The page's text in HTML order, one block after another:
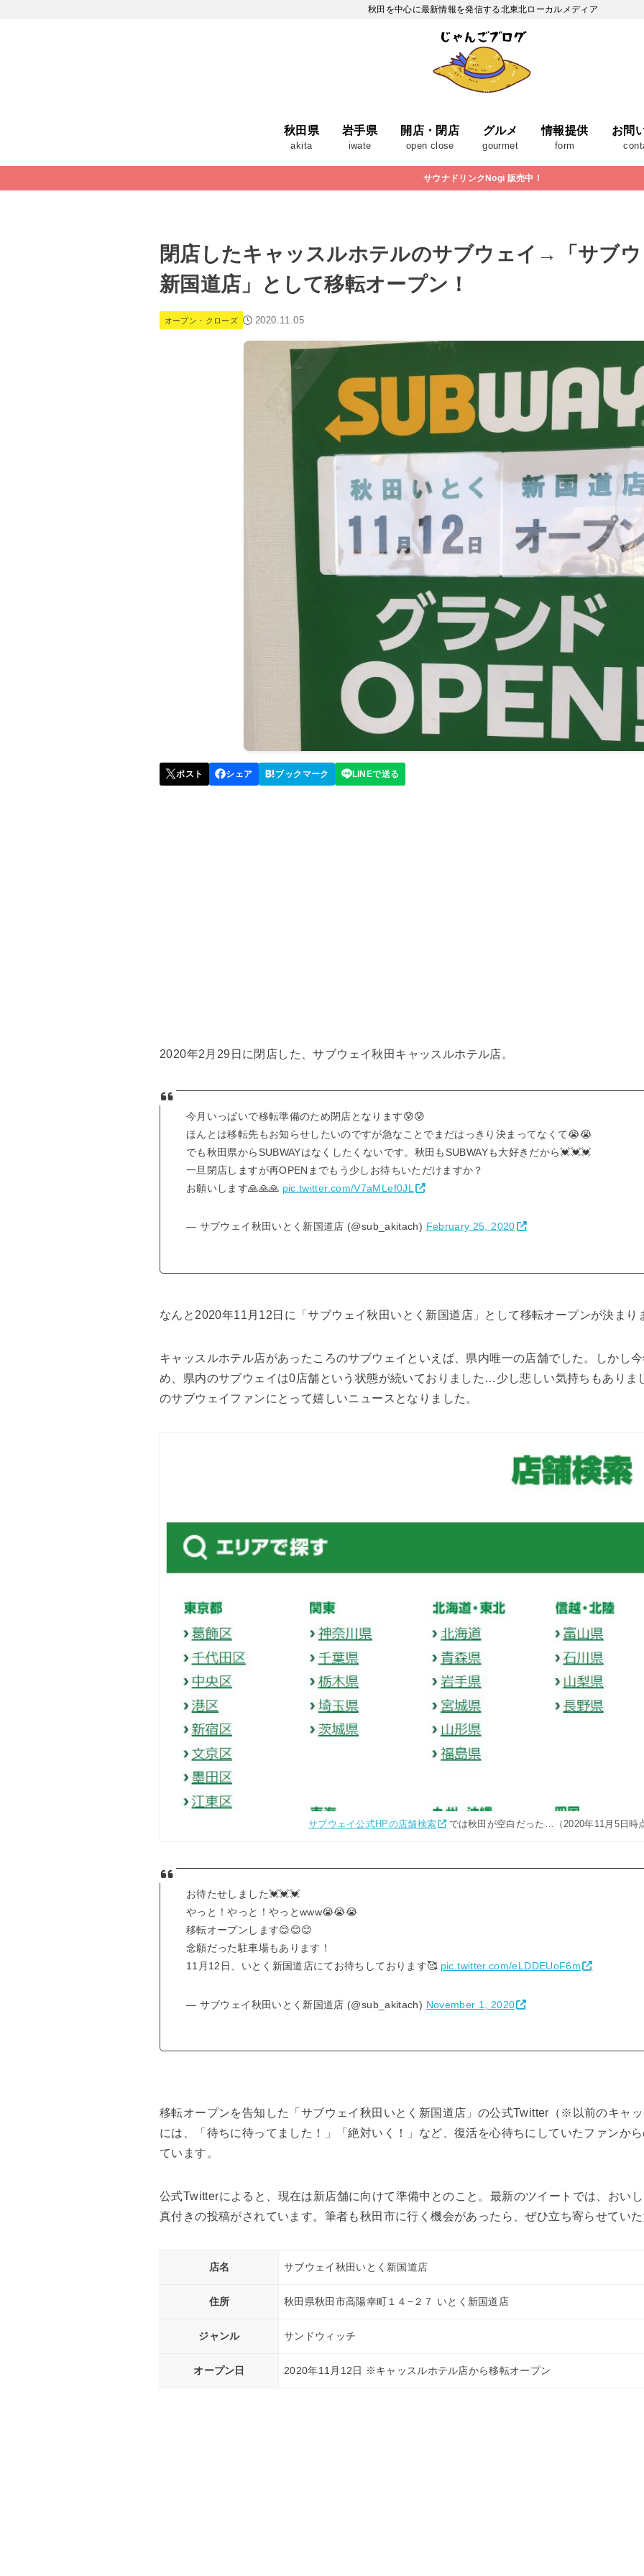
秋田を中心に最新情報を発信する北東北ローカルメディア
秋田県
akita
岩手県
iwate
開店・閉店
open close
グルメ
gourmet
情報提供
form
お問
サウナドリンクNogi 販売中！
閉店したキャッスルホテルのサブウェイ→「サブ
新国道店」として移転オープン！
オープン・クローズ 2020.11.05
2020年2月29日に閉店した、サブウェイ秋田キャッスルホテル店。
今月いっぱいで移転準備のため閉店となります😰😰
ほんとは移転先もお知らせしたいのですが急なことでまだはっきり決まってなくて😭😭
でも秋田県からSUBWAYはなくしたくないです。秋田もSUBWAYも大好きだから💓💓💓
一旦閉店しますが再OPENまでもう少しお待ちいただけますか？
お願いします🙏🙏🙏 pic.twitter.com/V7aMLef0JL
— サブウェイ秋田いとく新国道店 (@sub_akitach) February 25, 2020
なんと2020年11月12日に「サブウェイ秋田いとく新国道店」として移転オープンが決まり
キャッスルホテル店があったころのサブウェイといえば、県内唯一の店舗でした。しかし
め、県内のサブウェイは0店舗という状態が続いておりました…少し悲しい気持ちもありま
のサブウェイファンにとって嬉しいニュースとなりました。
サブウェイ公式HPの店舗検索 では秋田が空白だった…（2020年11月5日時
お待たせしました💓💓💓
やっと！やっと！やっとwww😭😭😭
移転オープンします😊😊😊
念願だった駐車場もあります！
11月12日、いとく新国道店にてお待ちしております🥰 pic.twitter.com/eLDDEUoF6m
— サブウェイ秋田いとく新国道店 (@sub_akitach) November 1, 2020
移転オープンを告知した「サブウェイ秋田いとく新国道店」の公式Twitter（※以前のキャ
には、「待ちに待ってました！」「絶対いく！」など、復活を心待ちにしていたファンか
ています。
公式Twitterによると、現在は新店舗に向けて準備中とのこと。最新のツイートでは、おい
真付きの投稿がされています。筆者も秋田市に行く機会があったら、ぜひ立ち寄らせてい
店名 サブウェイ秋田いとく新国道店
住所 秋田県秋田市高陽幸町１４−２７ いとく新国道店
ジャンル サンドウィッチ
オープン日 2020年11月12日 ※キャッスルホテル店から移転オープン